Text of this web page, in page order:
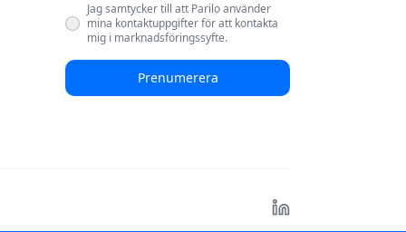
Jag samtycker till att Parilo använder
mina kontaktuppgifter för att kontakta
mig i marknadsföringssyfte.
Prenumerera